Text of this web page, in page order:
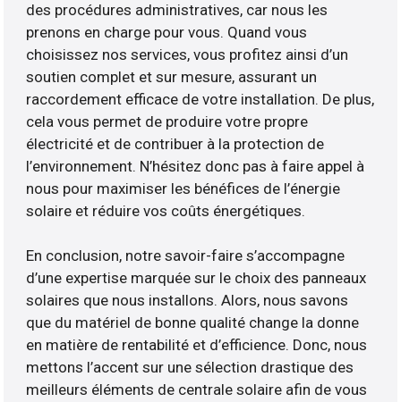
des procédures administratives, car nous les
prenons en charge pour vous. Quand vous
choisissez nos services, vous profitez ainsi d’un
soutien complet et sur mesure, assurant un
raccordement efficace de votre installation. De plus,
cela vous permet de produire votre propre
électricité et de contribuer à la protection de
l’environnement. N’hésitez donc pas à faire appel à
nous pour maximiser les bénéfices de l’énergie
solaire et réduire vos coûts énergétiques.
En conclusion, notre savoir-faire s’accompagne
d’une expertise marquée sur le choix des panneaux
solaires que nous installons. Alors, nous savons
que du matériel de bonne qualité change la donne
en matière de rentabilité et d’efficience. Donc, nous
mettons l’accent sur une sélection drastique des
meilleurs éléments de centrale solaire afin de vous